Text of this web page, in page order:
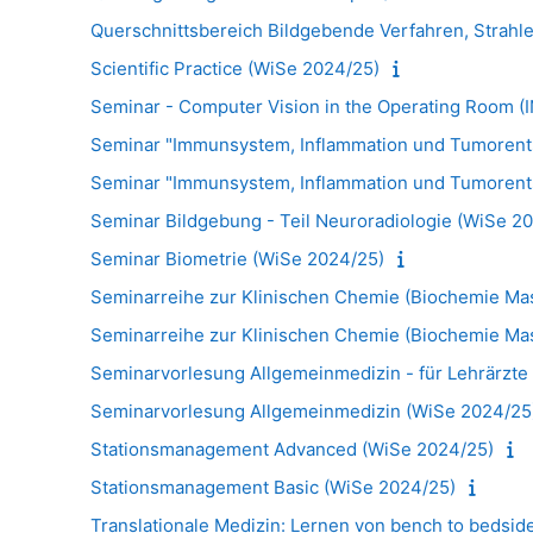
Querschnittsbereich Bildgebende Verfahren,
Scientific Practice (WiSe 2024/25)
Seminar - Computer Vision in the Operating Room
Seminar "Immunsystem, Inflammation und
Seminar "Immunsystem, Inflammation und
Seminar Bildgebung - Teil Neuroradiologie (WiSe
Seminar Biometrie (WiSe 2024/25)
Seminarreihe zur Klinischen Chemie (Biochemie
Seminarreihe zur Klinischen Chemie (Biochemie
Seminarvorlesung Allgemeinmedizin - für Lehrärzte
Seminarvorlesung Allgemeinmedizin (WiSe 2024/
Stationsmanagement Advanced (WiSe 2024/25)
Stationsmanagement Basic (WiSe 2024/25)
Translationale Medizin: Lernen von bench to